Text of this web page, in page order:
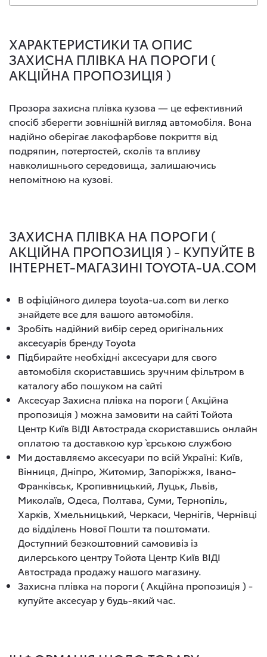
ХАРАКТЕРИСТИКИ ТА ОПИС
ЗАХИСНА ПЛІВКА НА ПОРОГИ (
АКЦІЙНА ПРОПОЗИЦІЯ )
Прозора захисна плівка кузова — це ефективний
спосіб зберегти зовнішній вигляд автомобіля. Вона
надійно оберігає лакофарбове покриття від
подряпин, потертостей, сколів та впливу
навколишнього середовища, залишаючись
непомітною на кузові.
ЗАХИСНА ПЛІВКА НА ПОРОГИ (
АКЦІЙНА ПРОПОЗИЦІЯ ) - КУПУЙТЕ В
ІНТЕРНЕТ-МАГАЗИНІ TOYOTA-UA.COM
В офіційного дилера toyota-ua.com ви легко
знайдете все для вашого автомобіля.
Зробіть надійний вибір серед оригінальних
аксесуарів бренду Toyota
Підбирайте необхідні аксесуари для свого
автомобіля скориставшись зручним фільтром в
каталогу або пошуком на сайті
Аксесуар Захисна плівка на пороги ( Акційна
пропозиція ) можна замовити на сайті Тойота
Центр Київ ВІДІ Автострада скориставшись онлайн
оплатою та доставкою кур`єрською службою
Ми доставляємо аксесуари по всій Україні: Київ,
Вінниця, Дніпро, Житомир, Запоріжжя, Івано-
Франківськ, Кропивницький, Луцьк, Львів,
Миколаїв, Одеса, Полтава, Суми, Тернопіль,
Харків, Хмельницький, Черкаси, Чернігів, Чернівці
до відділень Нової Пошти та поштомати.
Доступний безкоштовний самовивіз із
дилерського центру Тойота Центр Київ ВІДІ
Автострада продажу нашого магазину.
Захисна плівка на пороги ( Акційна пропозиція ) -
купуйте аксесуар у будь-який час.